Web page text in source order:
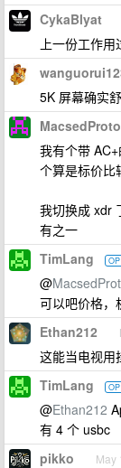
CykaBlyat
上一份工作
5K 屏幕确实
我有个带
个算是标价比
我切换成 xdr
有之一
TimLang OP
@
可以吧价格，
Ethan212
这能当电视用
TimLang OP
@Ethan212
有 4 个 usbc
pikko May